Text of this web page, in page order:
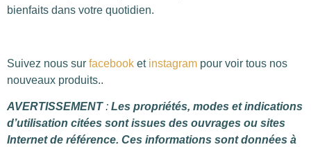
bienfaits dans votre quotidien.
Suivez nous sur facebook et instagram pour voir tous nos
nouveaux produits..
AVERTISSEMENT: Les propriétés, modes et indications
d’utilisation citées sont issues des ouvrages ou sites
Internet de référence. Ces informations sont données à